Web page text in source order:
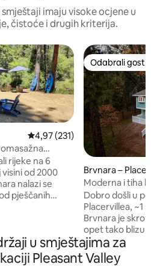
imaju visoke ocjene u
čistoće i drugih kriterija.
s oznakom „Odabrali gosti”
Prosječna ocjena: 4,97/5,
4,97 (231)
rijeke na 6
od 2000
nalazi se
pješčanih
u obliku
i mirno
ili opuštanje.
Odabrali gosti
Odabrali gosti
Brvnara –
Moderna i tiha
ognjište, roštilj
Dobro došli u
Placervillea, ~1
Brvnara je
opet tako blizu
Uživajte u
brvnari s 3
parkiralištu od
u smještajima za
Pleasant Valley